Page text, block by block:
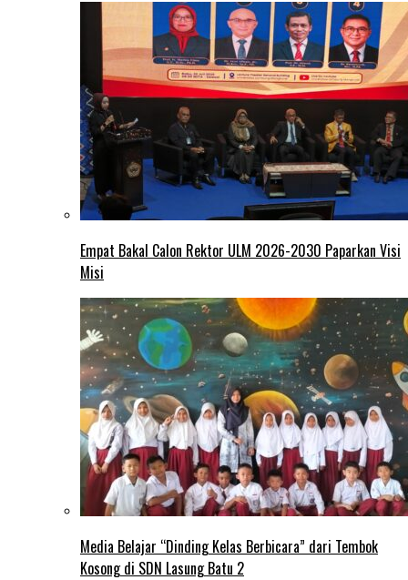
Empat Bakal Calon Rektor ULM 2026-2030 Paparkan Visi
Misi
Media Belajar “Dinding Kelas Berbicara” dari Tembok
Kosong di SDN Lasung Batu 2